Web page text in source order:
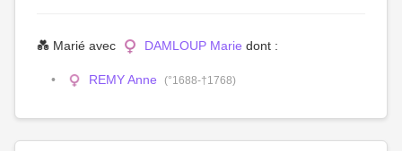
💑 Marié avec DAMLOUP Marie dont :
REMY Anne (°1688-†1768)